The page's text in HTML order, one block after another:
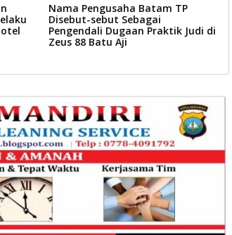
Nama Pengusaha Batam TP
Disebut-sebut Sebagai
Pengendali Dugaan Praktik Judi di
Zeus 88 Batu Aji